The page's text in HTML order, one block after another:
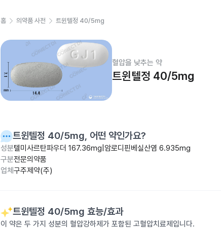
홈 의약품 사전 트윈텔정 40/5mg
혈압을 낮추는 약
트윈텔정 40/5mg
트윈텔정 40/5mg, 어떤 약인가요?
성분텔미사르탄파우더 167.36mg|암로디핀베실산염 6.935mg
구분전문의약품
업체 구주제약(주)
트윈텔정 40/5mg 효능/효과
이 약은 두 가지 성분의 혈압강하제가 포함된 고혈압치료제입니다.